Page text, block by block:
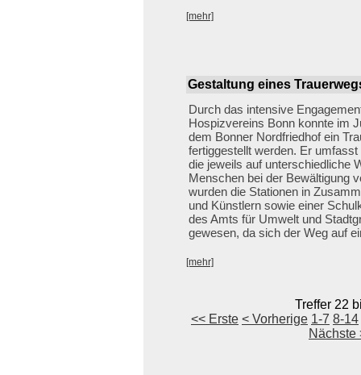
[mehr]
Gestaltung eines
Durch das intensive
Hospizvereins Bonn konnte im
dem Bonner Nordfriedhof ein
fertiggestellt werden. Er umfasst
die jeweils auf unterschiedliche
Menschen bei der Bewältigung
wurden die Stationen in
und Künstlern sowie einer
des Amts für Umwelt und
gewesen, da sich der Weg auf
[mehr]
Treffer 22
<< Erste < Vorherige 1-7 8-14
Nächste